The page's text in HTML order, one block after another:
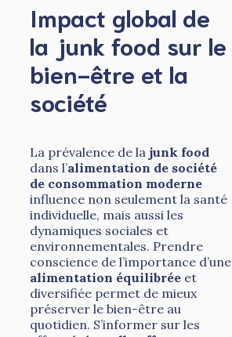
Impact global de
la junk food sur le
bien-être et la
société
La prévalence de la junk food
dans l’alimentation de société
de consommation moderne
influence non seulement la santé
individuelle, mais aussi les
dynamiques sociales et
environnementales. Prendre
conscience de l’importance d’une
alimentation équilibrée et
diversifiée permet de mieux
préserver le bien-être au
quotidien. S’informer sur les